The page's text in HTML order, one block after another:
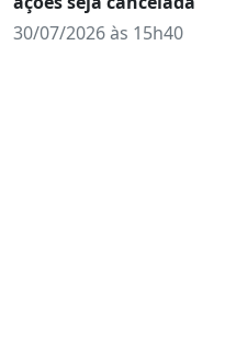
30/07/2026 às 15h40